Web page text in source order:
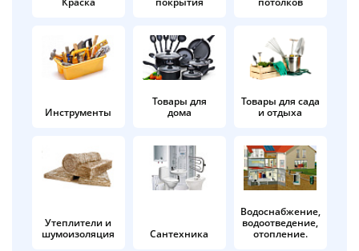
Инструменты
Товары для
дома
Товары для сада
и отдыха
Утеплители и
шумоизоляция
Сантехника
Водоснабжение,
водоотведение,
отопление.
в корзину
Оплачивайте сегодня только
25% картой любого банка
Получайте товар
выбранный способом
Оставшиеся
% будут